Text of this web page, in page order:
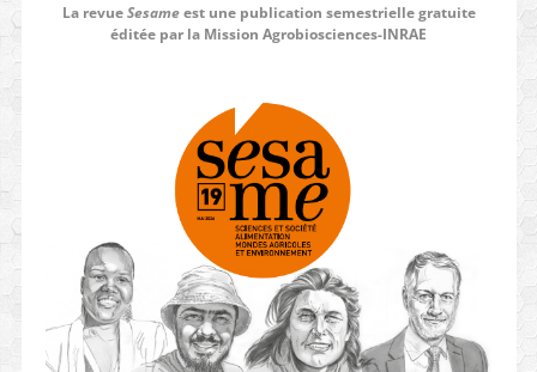
La revueSesameest une publication semestrielle gratuite
éditée par la Mission Agrobiosciences-INRAE